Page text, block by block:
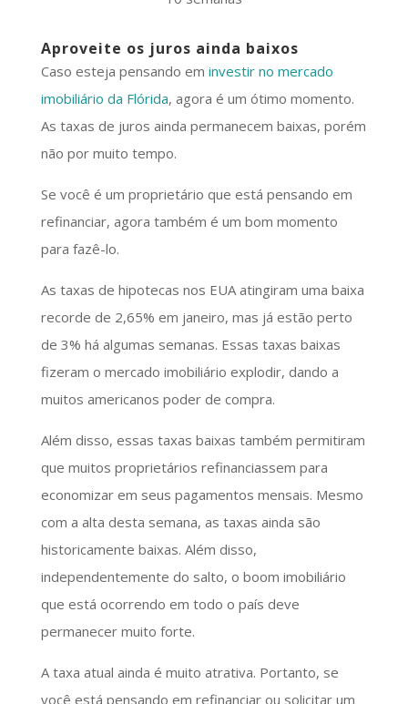
Aproveite os juros ainda baixos
Caso esteja pensando em investir no mercado
imobiliário da Flórida, agora é um ótimo momento.
As taxas de juros ainda permanecem baixas, porém
não por muito tempo.
Se você é um proprietário que está pensando em
refinanciar, agora também é um bom momento
para fazê-lo.
As taxas de hipotecas nos EUA atingiram uma baixa
recorde de 2,65% em janeiro, mas já estão perto
de 3% há algumas semanas. Essas taxas baixas
fizeram o mercado imobiliário explodir, dando a
muitos americanos poder de compra.
Além disso, essas taxas baixas também permitiram
que muitos proprietários refinanciassem para
economizar em seus pagamentos mensais. Mesmo
com a alta desta semana, as taxas ainda são
historicamente baixas. Além disso,
independentemente do salto, o boom imobiliário
que está ocorrendo em todo o país deve
permanecer muito forte.
A taxa atual ainda é muito atrativa. Portanto, se
você está pensando em refinanciar ou solicitar um